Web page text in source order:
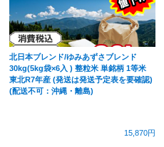
北日本ブレンド/ゆみあずさブレンド
30kg(5kg袋×6入 ) 整粒米 単銘柄 1等米
東北R7年産 (発送は発送予定表を要確認)
(配送不可：沖縄・離島)
15,870円